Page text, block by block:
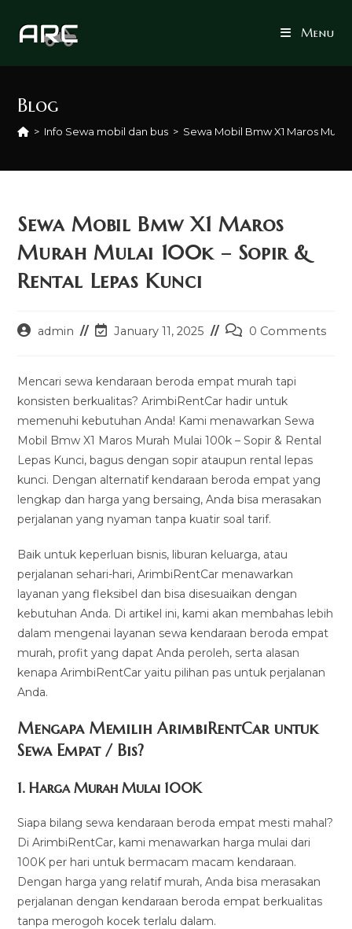
Menu
Blog
> Info Sewa mobil dan bus > Sewa Mobil Bmw X1 Maros
Sewa Mobil Bmw X1 Maros
Murah Mulai 100k – Sopir &
Rental Lepas Kunci
Postadmin
PostJanuary 11, 2025
Post0 Comments
Mencari sewa kendaraan beroda empat murah tapi
konsisten berkualitas? ArimbiRentCar hadir untuk
memenuhi kebutuhan Anda! Kami menawarkan Sewa
Mobil Bmw X1 Maros Murah Mulai 100k – Sopir & Rental
Lepas Kunci, bagus dengan sopir ataupun rental lepas
kunci. Dengan alternatif kendaraan beroda empat yang
lengkap dan harga yang bersaing, Anda bisa merasakan
perjalanan yang nyaman tanpa kuatir soal tarif.
Baik untuk keperluan bisnis, liburan keluarga, atau
perjalanan sehari-hari, ArimbiRentCar menawarkan
layanan yang fleksibel dan bisa disesuaikan dengan
kebutuhan Anda. Di artikel ini, kami akan membahas lebih
dalam mengenai layanan sewa kendaraan beroda empat
murah, profit yang dapat Anda peroleh, serta alasan
kenapa ArimbiRentCar yaitu pilihan pas untuk perjalanan
Anda.
Mengapa Memilih ArimbiRentCar untuk
Sewa Empat / Bis?
1.Harga Murah Mulai 100K
Siapa bilang sewa kendaraan beroda empat mesti mahal?
Di ArimbiRentCar, kami menawarkan harga mulai dari
100K per hari untuk bermacam macam kendaraan.
Dengan harga yang relatif murah, Anda bisa merasakan
perjalanan dengan kendaraan beroda empat berkualitas
tanpa merogoh kocek terlalu dalam.